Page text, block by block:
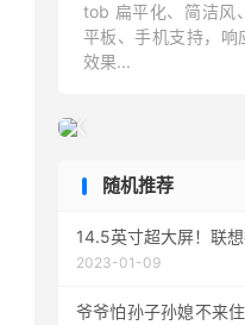
tob 扁平化、简洁风
平板、手机支持，响
效果...

随机推荐
14.5英寸超大屏！联
2023-01-09
爷爷怕孙子孙媳不来